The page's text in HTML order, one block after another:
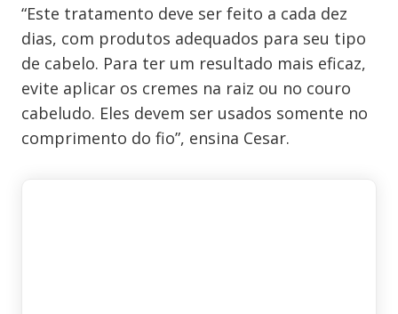
“Este tratamento deve ser feito a cada dez
dias, com produtos adequados para seu tipo
de cabelo. Para ter um resultado mais eficaz,
evite aplicar os cremes na raiz ou no couro
cabeludo. Eles devem ser usados somente no
comprimento do fio”, ensina Cesar.